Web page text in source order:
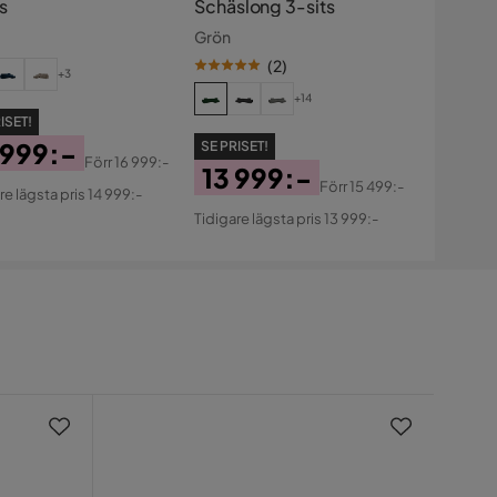
+3
999:-
Förr16 999:-
lägsta pris 14 999:-
Schäslong 3-sits
Grön
(2)
+14
SE PRISET!
Pris
13 999:-
Original
Förr15 499:-
Tidigare lägsta pris 13 999:-